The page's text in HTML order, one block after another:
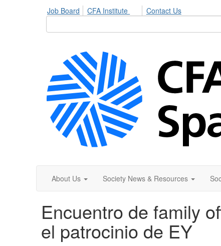
Job Board CFA Institute Contact Us
About Us Society News & Resources
Encuentro de family
el patrocinio de EY